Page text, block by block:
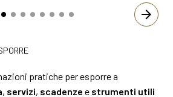
arrow_forward
pratiche per esporre a
, servizi, scadenze e strumenti utili